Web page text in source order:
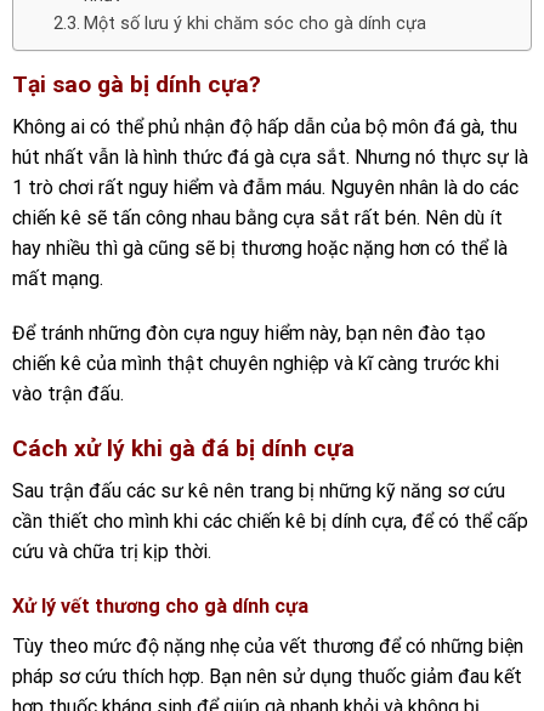
Một số lưu ý khi chăm sóc cho gà dính cựa
Tại sao gà bị dính cựa?
Không ai có thể phủ nhận độ hấp dẫn của bộ môn đá gà, thu
hút nhất vẫn là hình thức đá gà cựa sắt. Nhưng nó thực sự là
1 trò chơi rất nguy hiểm và đẫm máu. Nguyên nhân là do các
chiến kê sẽ tấn công nhau bằng cựa sắt rất bén. Nên dù ít
hay nhiều thì gà cũng sẽ bị thương hoặc nặng hơn có thể là
mất mạng.
Để tránh những đòn cựa nguy hiểm này, bạn nên đào tạo
chiến kê của mình thật chuyên nghiệp và kĩ càng trước khi
vào trận đấu.
Cách xử lý khi gà đá bị dính cựa
Sau trận đấu các sư kê nên trang bị những kỹ năng sơ cứu
cần thiết cho mình khi các chiến kê bị dính cựa, để có thể cấp
cứu và chữa trị kịp thời.
Xử lý vết thương cho gà dính cựa
Tùy theo mức độ nặng nhẹ của vết thương để có những biện
pháp sơ cứu thích hợp. Bạn nên sử dụng thuốc giảm đau kết